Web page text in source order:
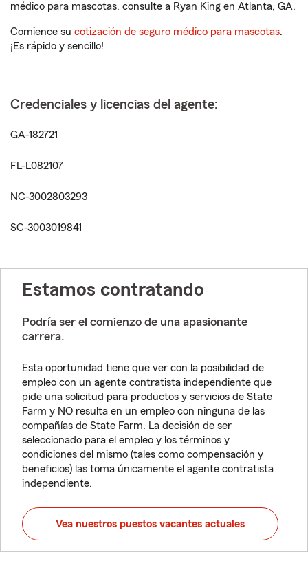
médico para mascotas, consulte a Ryan King en Atlanta, GA.
Comience su cotización de seguro médico para mascotas.
¡Es rápido y sencillo!
Credenciales y licencias del agente:
GA-182721
FL-L082107
NC-3002803293
SC-3003019841
Estamos contratando
Podría ser el comienzo de una apasionante
carrera.
Esta oportunidad tiene que ver con la posibilidad de
empleo con un agente contratista independiente que
pide una solicitud para productos y servicios de State
Farm y NO resulta en un empleo con ninguna de las
compañías de State Farm. La decisión de ser
seleccionado para el empleo y los términos y
condiciones del mismo (tales como compensación y
beneficios) las toma únicamente el agente contratista
independiente.
Vea nuestros puestos vacantes actuales